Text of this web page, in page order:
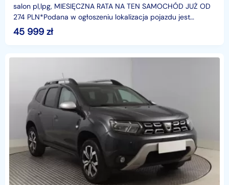
salon pl,lpg, MIESIĘCZNA RATA NA TEN SAMOCHÓD JUŻ OD
274 PLN*Podana w ogłoszeniu lokalizacja pojazdu jest
aktualna na dzień wystawienia ogłoszenia. Przed przyj
45 999 zł